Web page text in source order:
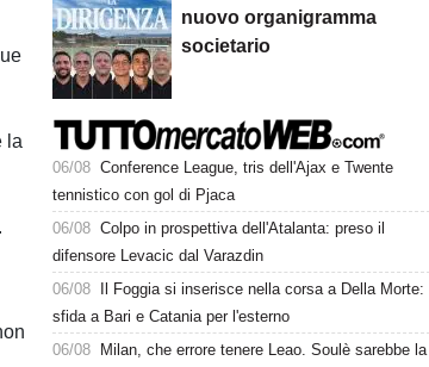
la
nuovo organigramma
societario
06/08 Conference League, tris dell'Ajax e Twente
tennistico con gol di Pjaca
06/08 Colpo in prospettiva dell'Atalanta: preso il
difensore Levacic dal Varazdin
06/08
Il Foggia si inserisce nella corsa a Della Morte:
sfida a Bari e Catania per l'esterno
06/08
Milan, che errore tenere Leao. Soulè sarebbe la